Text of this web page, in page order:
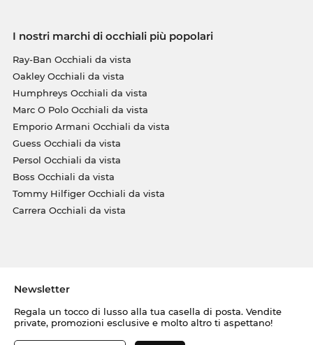
I nostri marchi di occhiali più popolari
Ray-Ban Occhiali da vista
Oakley Occhiali da vista
Humphreys Occhiali da vista
Marc O Polo Occhiali da vista
Emporio Armani Occhiali da vista
Guess Occhiali da vista
Persol Occhiali da vista
Boss Occhiali da vista
Tommy Hilfiger Occhiali da vista
Carrera Occhiali da vista
Newsletter
Regala un tocco di lusso alla tua casella di posta. Vendite
private, promozioni esclusive e molto altro ti aspettano!